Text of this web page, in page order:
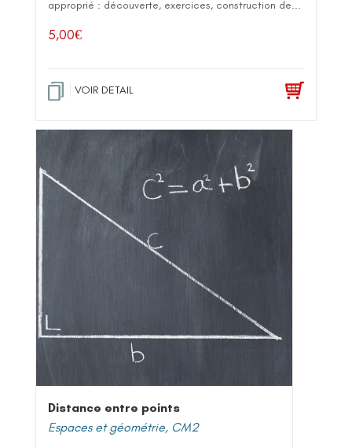
approprié : découverte, exercices, construction de...
5,00€
VOIR DETAIL
Distance entre points
Espaces et géométrie, CM2